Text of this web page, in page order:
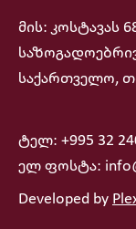
მის: კოსტავას
საქართველო,
ტელ: +995 32
ელ ფოსტა:
Developed by